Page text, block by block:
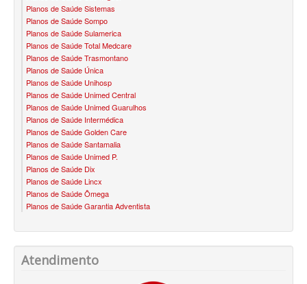
BIO SAÚDE PLANO DE SAÚDE SÊNIOR
BIOVIDA PLANO DE SAÚDE SÊNIOR
BLUE MED PLANO DE SAÚDE SÊNIOR
CUIDAR ME PLANO DE SAÚDE SÊNIOR
KIPP PLANO DE SAÚDE SÊNIOR
QSAÚDE PLANO DE SAÚDE SÊNIOR
Planos de Saúde Sistemas
Planos de Saúde Sompo
Planos de Saúde Sulamerica
Planos de Saúde Total Medcare
Planos de Saúde Trasmontano
Planos de Saúde Única
Planos de Saúde Unihosp
Planos de Saúde Unimed Central
Planos de Saúde Unimed Guarulhos
Planos de Saúde Intermédica
Planos de Saúde Golden Care
Planos de Saúde Santamalia
Planos de Saúde Unimed P.
Planos de Saúde Dix
Planos de Saúde Lincx
Planos de Saúde Ômega
Planos de Saúde Garantia Adventista
Atendimento